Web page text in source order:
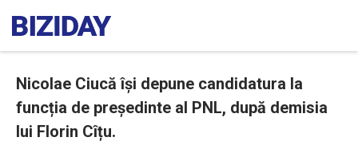
Nicolae Ciucă își depune candidatura la
funcția de președinte al PNL, după demisia
lui Florin Cîțu.